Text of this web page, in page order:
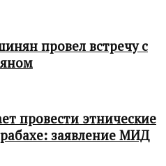
провел встречу с
провести этнические
заявление МИД